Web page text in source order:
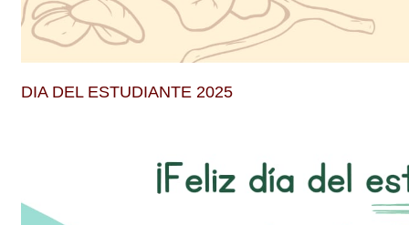
DIA DEL ESTUDIANTE 2025